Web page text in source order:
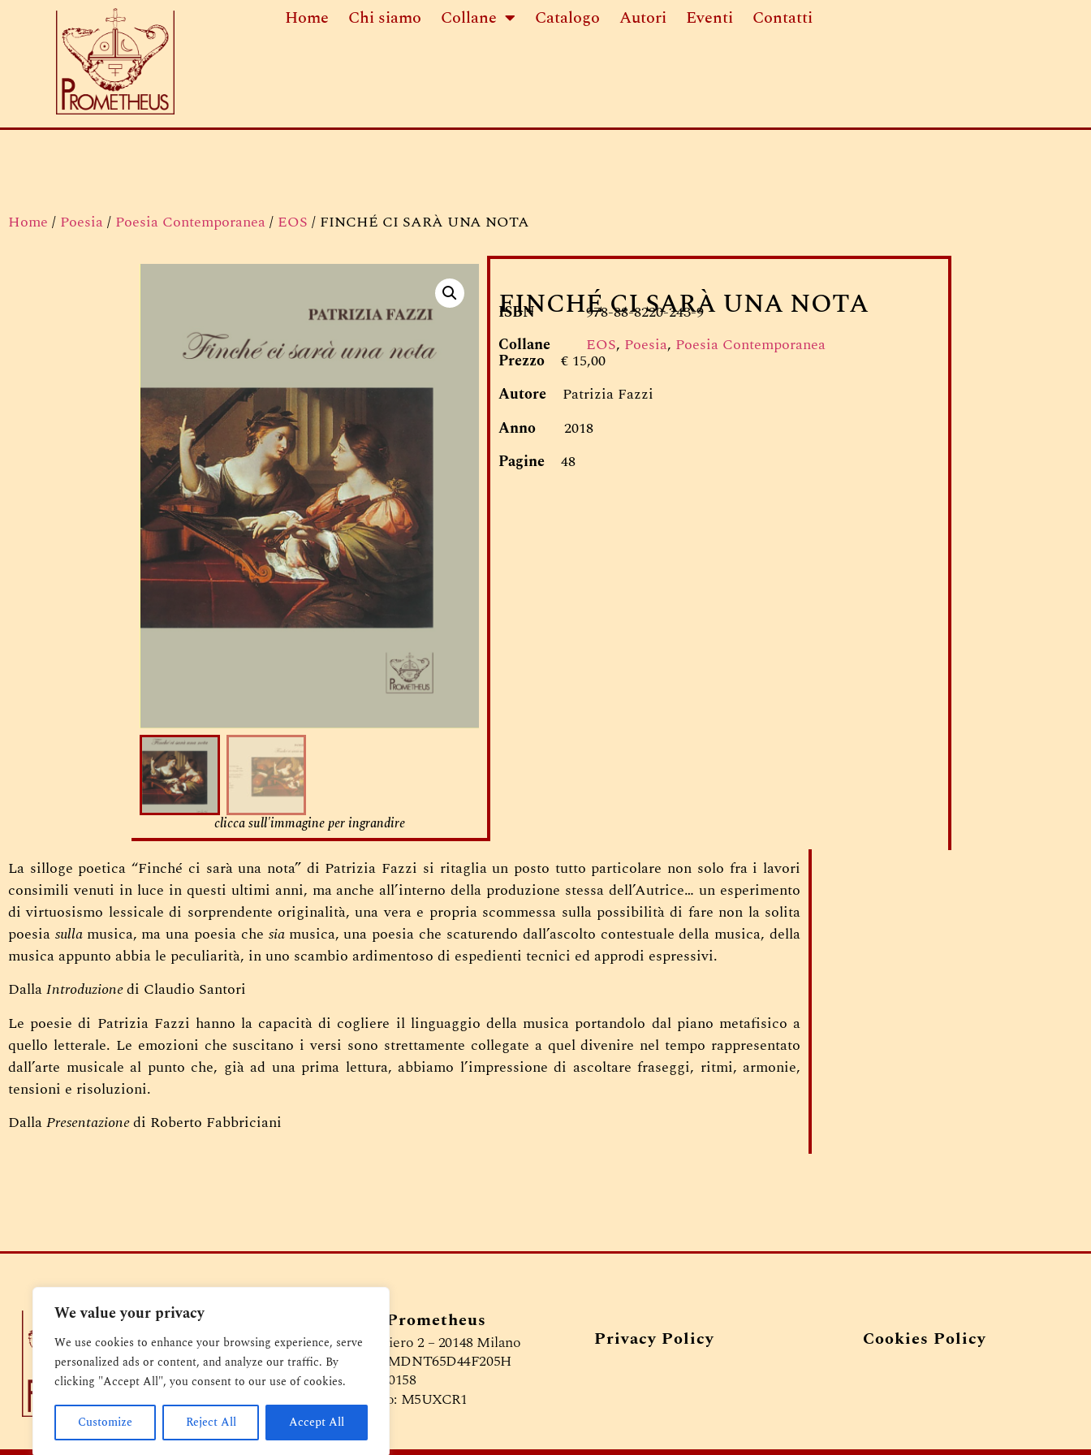
We value your privacy
We use cookies to enhance your browsing experience, serve
personalized ads or content, and analyze our traffic. By
clicking "Accept All", you consent to our use of cookies.
Customize Reject All Accept All
Home Chi siamo Collane Catalogo Autori Eventi Contatti
Home / Poesia/ Poesia Contemporanea/ EOS / FINCHÉ CI SARÀ UNA NOTA
clicca sull'immagine per ingrandire
FINCHÉ CI SARÀ UNA NOTA
ISBN
978-88-8220-243-9
Collane
EOS, Poesia, Poesia Contemporanea
Prezzo€ 15,00
Autore Patrizia Fazzi
Anno2018
Pagine48
La silloge poetica “Finché ci sarà una nota” di Patrizia Fazzi si ritaglia un posto tutto particolare non solo fra i lavori
consimili venuti in luce in questi ultimi anni, ma anche all’interno della produzione stessa dell’Autrice… un esperimento
di virtuosismo lessicale di sorprendente originalità, una vera e propria scommessa sulla possibilità di fare non la solita
poesia sulla musica, ma una poesia che sia musica, una poesia che scaturendo dall’ascolto contestuale della musica, della
musica appunto abbia le peculiarità, in uno scambio ardimentoso di espedienti tecnici ed approdi espressivi.
DallaIntroduzionedi Claudio Santori
Le poesie di Patrizia Fazzi hanno la capacità di cogliere il linguaggio della musica portandolo dal piano metafisico a
quello letterale. Le emozioni che suscitano i versi sono strettamente collegate a quel divenire nel tempo rappresentato
dall’arte musicale al punto che, già ad una prima lettura, abbiamo l’impressione di ascoltare fraseggi, ritmi, armonie,
tensioni e risoluzioni.
DallaPresentazionedi Roberto Fabbriciani
Casa Editrice Prometheus
Via Sebastiano Veniero 2 – 20148 Milano
Codice Fiscale: RGMDNT65D44F205H
Partita Iva: 13009380158
Codice Destinatario: M5UXCR1
Privacy Policy Cookies Policy